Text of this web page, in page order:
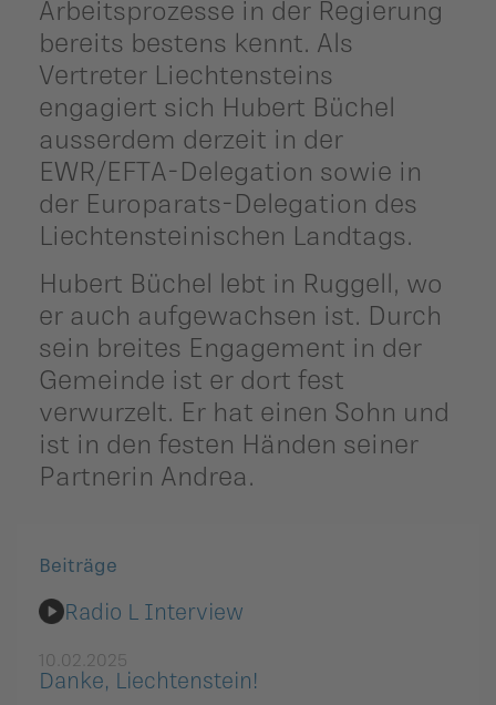
Arbeitsprozesse in der Regierung
bereits bestens kennt. Als
Vertreter Liechtensteins
engagiert sich Hubert Büchel
ausserdem derzeit in der
EWR/EFTA-Delegation sowie in
der Europarats-Delegation des
Liechtensteinischen Landtags.
Hubert Büchel lebt in Ruggell, wo
er auch aufgewachsen ist. Durch
sein breites Engagement in der
Gemeinde ist er dort fest
verwurzelt. Er hat einen Sohn und
ist in den festen Händen seiner
Partnerin Andrea.
Beiträge
Radio L Interview
10.02.2025
Danke, Liechtenstein!